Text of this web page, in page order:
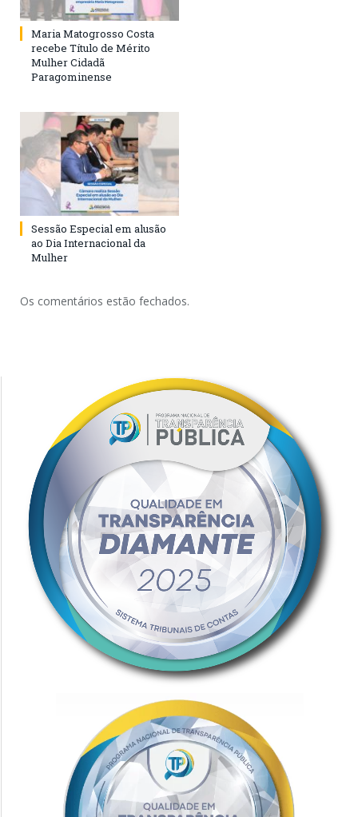
Maria Matogrosso Costa
recebe Título de Mérito
Mulher Cidadã
Paragominense
Sessão Especial em alusão
ao Dia Internacional da
Mulher
Os comentários estão fechados.